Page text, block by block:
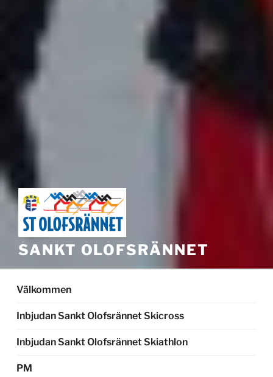
SANKT OLOFSRÄNNET
Välkommen
Inbjudan Sankt Olofsrännet Skicross
Inbjudan Sankt Olofsrännet Skiathlon
PM